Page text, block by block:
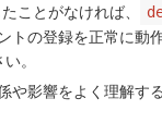
ことがなければ、
トの登録を正常に動
。
影響をよく理解す